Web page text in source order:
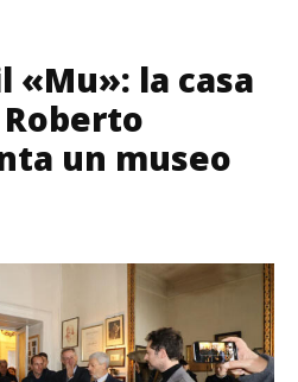
«Mu»: la casa
un museo